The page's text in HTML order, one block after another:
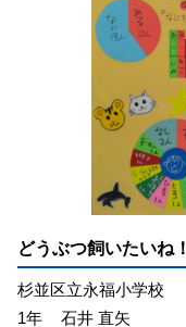
どうぶつ飼いたいね！
杉並区立永福小学校
1年
石井 直矢